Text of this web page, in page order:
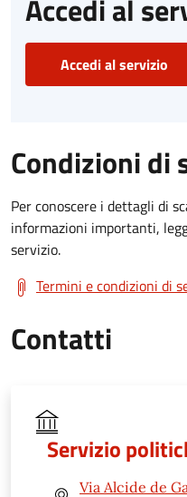
Accedi al
Accedi al servizio
Condizioni di
Per conoscere i dettagli di
informazioni importanti,
servizio.
Termini e condizioni di
Contatti
Servizio
Via Alcide de